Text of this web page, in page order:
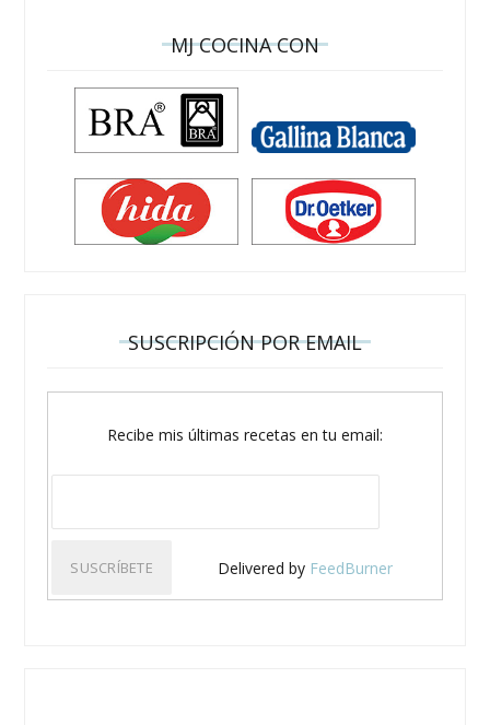
MJ COCINA CON
SUSCRIPCIÓN POR EMAIL
Recibe mis últimas recetas en tu email:
Delivered by FeedBurner